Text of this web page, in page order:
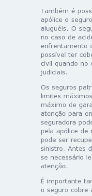
Também é
apólice o
aluguéis. O
no caso de
enfrentamento
possível ter
civil quando no
judiciais.
Os seguros
limites
máximo de
atenção para
seguradora
pela apólice de
pode ser
sinistro. Antes
se necessário
atenção.
É importante
o seguro cobre